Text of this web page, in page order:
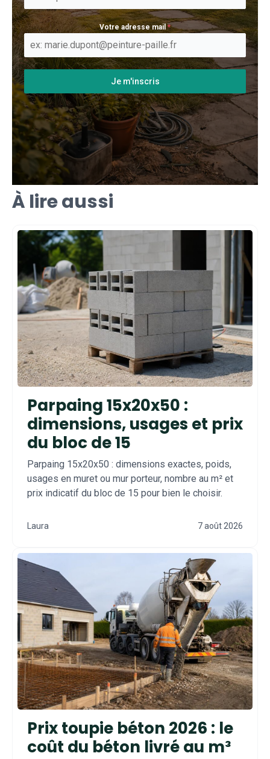
Votre adresse mail*
Je m'inscris
À lire aussi
Parpaing 15x20x50 :
dimensions, usages et prix
du bloc de 15
Parpaing 15x20x50 : dimensions exactes, poids,
usages en muret ou mur porteur, nombre au m² et
prix indicatif du bloc de 15 pour bien le choisir.
Laura 7 août 2026
Prix toupie béton 2026 : le
coût du béton livré au m³